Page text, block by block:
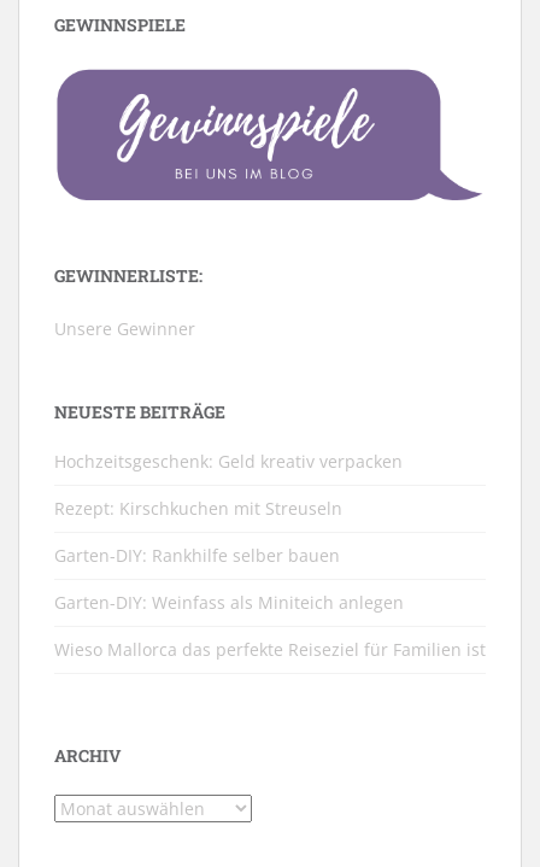
GEWINNSPIELE
GEWINNERLISTE:
Unsere Gewinner
NEUESTE BEITRÄGE
Hochzeitsgeschenk: Geld kreativ verpacken
Rezept: Kirschkuchen mit Streuseln
Garten-DIY: Rankhilfe selber bauen
Garten-DIY: Weinfass als Miniteich anlegen
Wieso Mallorca das perfekte Reiseziel für Familien ist
ARCHIV
Archiv